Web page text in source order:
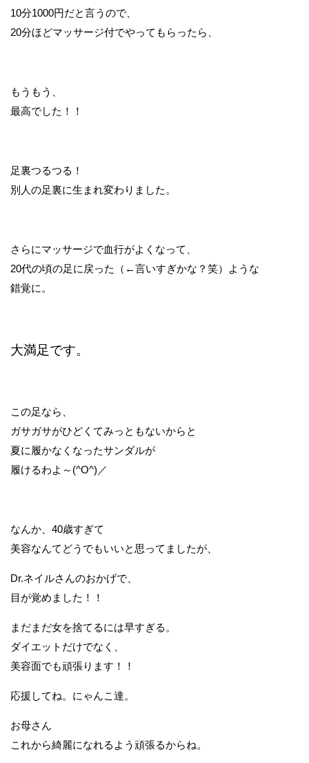
10分1000円だと言うので、
20分ほどマッサージ付でやってもらったら、
もうもう、
最高でした！！
足裏つるつる！
別人の足裏に生まれ変わりました。
さらにマッサージで血行がよくなって、
20代の頃の足に戻った（←言いすぎかな？笑）ような
錯覚に。
大満足です。
この足なら、
ガサガサがひどくてみっともないからと
夏に履かなくなったサンダルが
履けるわよ～(^O^)／
なんか、40歳すぎて
美容なんてどうでもいいと思ってましたが、
Dr.ネイルさんのおかげで、
目が覚めました！！
まだまだ女を捨てるには早すぎる。
ダイエットだけでなく、
美容面でも頑張ります！！
応援してね。にゃんこ達。
お母さん
これから綺麗になれるよう頑張るからね。